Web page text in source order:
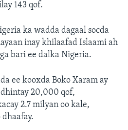
143 qof.
ka wadda dagaal socda
inay khilaafad Islaami ah
bari ee dalka Nigeria.
ee kooxda Boko Xaram ay
20,000 qof,
2.7 milyan oo kale,
dhaafay.